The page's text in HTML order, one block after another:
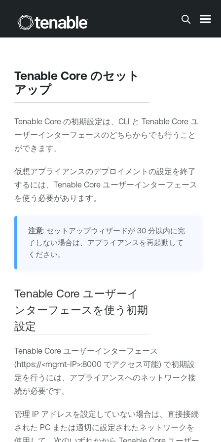
メインコンテンツに移動する
Tenable Coreのセット
アップ
Tenable Coreの初期設定は、CLI と Tenable Coreユ
ーザーインターフェースのどちらからでも行うこと
ができます。
仮想アプライアンスのデプロイメントの設定を終了
するには、 Tenable Coreユーザーインターフェース
を使う必要があります。
注意: セットアップウィザードが 30 分以内に完
了しない場合は、アプライアンスを再起動して
ください。
Tenable Core ユーザーイ
ンターフェースを使う初期
設定
Tenable Coreユーザーインターフェース
(https://<mgmt-IP>:8000 でアクセス可能) で初期設
定を行うには、アプライアンスへのネットワーク接
続が必要です。
管理 IP アドレスを設定していない場合は、直接接続
された PC または適切に設定されたネットワークを